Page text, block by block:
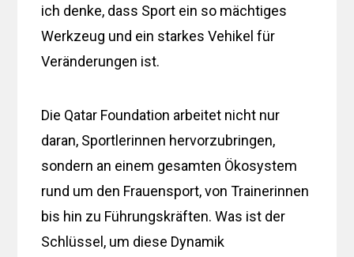
ich denke, dass Sport ein so mächtiges
Werkzeug und ein starkes Vehikel für
Veränderungen ist.
Die Qatar Foundation arbeitet nicht nur
daran, Sportlerinnen hervorzubringen,
sondern an einem gesamten Ökosystem
rund um den Frauensport, von Trainerinnen
bis hin zu Führungskräften. Was ist der
Schlüssel, um diese Dynamik